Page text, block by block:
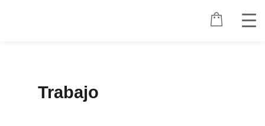
Trabajo